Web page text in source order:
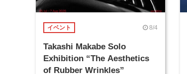
イベント 8/4
Takashi Makabe Solo
Exhibition “The Aesthetics
of Rubber Wrinkles”